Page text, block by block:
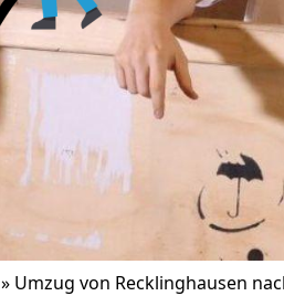
» Umzug von Recklinghausen